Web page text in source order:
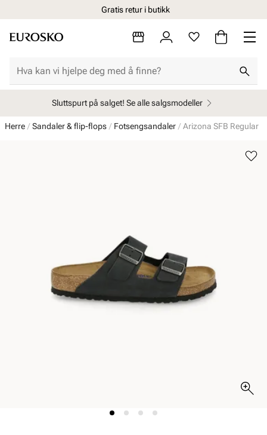
Gratis retur i butikk
Sluttspurt på salget! Se alle salgsmodeller
Herre Sandaler & flip-flops Fotsengsandaler Arizona SFB Regular